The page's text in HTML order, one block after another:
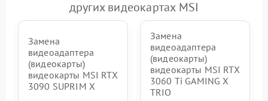
других видеокартах MSI
Замена
видеоадаптера
(видеокарты)
видеокарты MSI RTX
3090 SUPRIM X
Замена
видеоадаптера
(видеокарты)
видеокарты MSI RTX
3060 Ti GAMING X
TRIO